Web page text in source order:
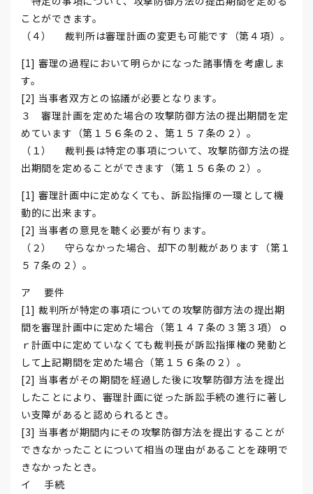
ことができます。
（４） 裁判所は審理計画の変更も可能です（第４項）。
[1] 審理の過程において明らかになった諸事情を考慮しま
す。
[2] 当事者双方との協議が必要となります。
３ 審理計画を定めた場合の攻撃防御方法の提出期間を定
めています（第１５６条の２、第１５７条の２）。
（１） 裁判長は特定の事項について、攻撃防御方法の提
出期間を定めることができます（第１５６条の２）。
[1] 審理計画中に定めなくても、訴訟指揮の一環として機
動的に出来ます。
[2] 当事者の意見を聴く必要が有ります。
（２） 守らなかった場合、却下の制裁があります（第１
５７条の２）。
ア 要件
[1] 裁判所が特定の事項についての攻撃防御方法の提出期
間を審理計画中に定めた場合（第１４７条の３第３項）ｏ
ｒ計画中に定めていなくても裁判長が訴訟指揮権の発動と
して上記期間を定めた場合（第１５６条の２）。
[2] 当事者がその期間を経過した後に攻撃防御方法を提出
したことにより、審理計画に従った訴訟手続の進行に著し
い支障があると認められるとき。
[3] 当事者が期間内にその攻撃防御方法を提出することが
できなかったことについて相当の理由があることを疎明で
きなかったとき。
イ 手続